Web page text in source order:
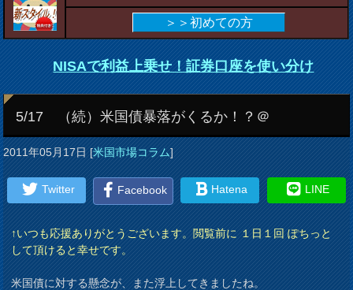
＞＞初めての方
NISAで利益上乗せ！証券口座を使い分け
5/17 （続）米国債暴落がくるか！？＠
2011年05月17日[米国市場コラム]
Twitter Facebook Hatena LINE
↑いつも応援ありがとうございます。閲覧前に １日１回 ぽちっと
して頂けると幸せです。
米国債に対する懸念が、また浮上してきましたね。